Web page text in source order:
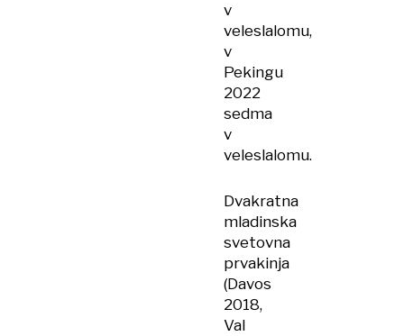
v
veleslalomu,
v
Pekingu
2022
sedma
v
veleslalomu.
Dvakratna
mladinska
svetovna
prvakinja
(Davos
2018,
Val